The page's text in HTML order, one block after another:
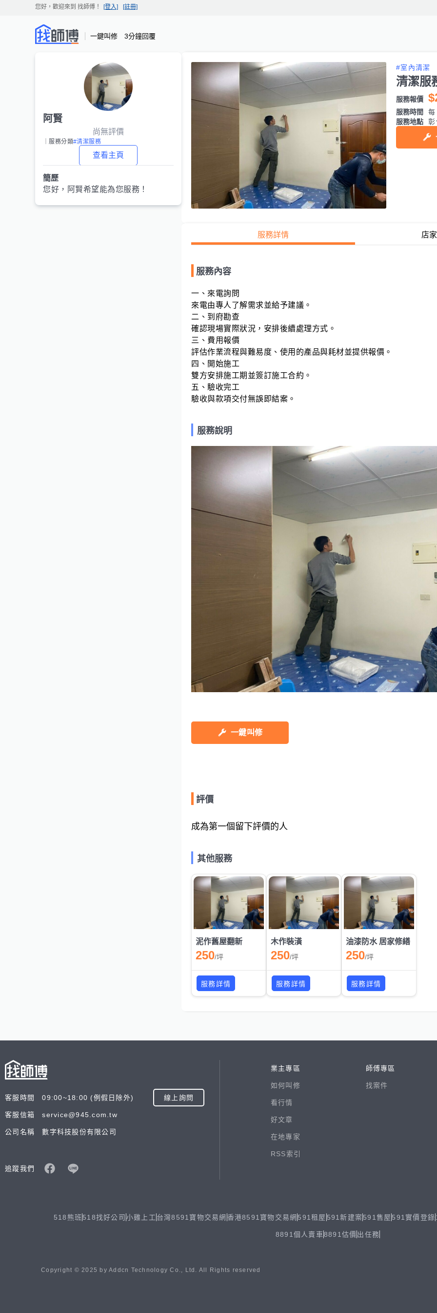
您好，歡迎來到 找師傅 ！ [登入] [註冊]
一鍵叫修 3分鐘回覆
阿賢
尚無評價
｜服務分類#清潔服務
查看主頁
簡歷
您好， 阿賢希望能為您服務！
#室內清潔
清潔
服務報價
服務時間
服務地點
服務詳情 店
服務內容
一、來電詢問
來電由專人了解需求並給予建議。
二、到府勘查
確認現場實際狀況，安排後續處理方式。
三、費用報價
評估作業流程與難易度、使用的產品與耗材並提供報價。
四、開始施工
雙方安排施工期並簽訂施工合約。
五、驗收完工
驗收與款項交付無誤即結案。
服務說明
一鍵叫修
評價
成為第一個留下評價的人
其他服務
泥作舊屋翻新
250/坪
服務詳情
木作裝潢
250/坪
服務詳情
油漆防水 居家修繕
250/坪
服務詳情
客服時間 09:00~18:00 (例假日除外) 線上詢問
客服信箱 service@945.com.tw
公司名稱 數字科技股份有限公司
追蹤我們
業主專區
如何叫修
看行情
好文章
在地專家
RSS索引
師傅專區
找案件
518熊班 518找好公司 小雞上工 台灣8591寶物交易網 香港8591寶物交易網 591租屋 591新建案591售屋 591實價登錄
8891個人賣車8891估價 出任務
Copyright © 2025 by Addcn Technology Co., Ltd. All Rights reserved